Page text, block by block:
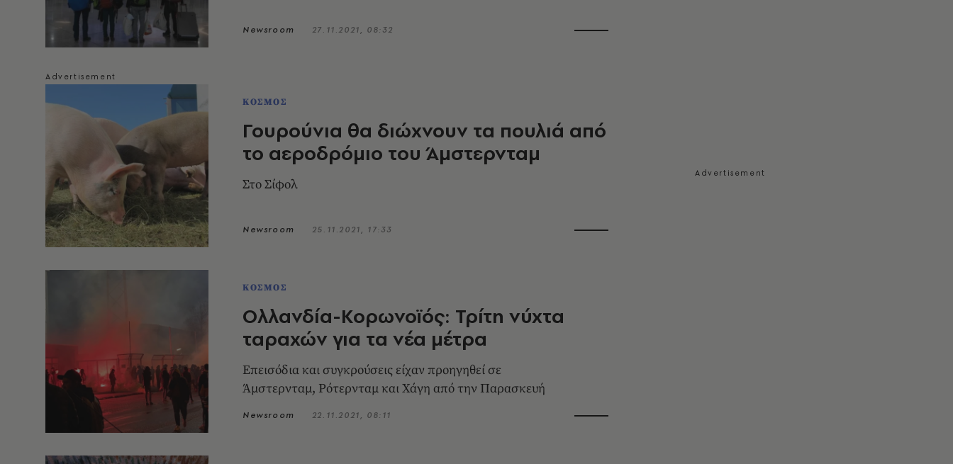
Newsroom 27.11.2021, 08:32
ΚΟΣΜΟΣ
Γουρούνια θα διώχνουν τα πουλιά από
το αεροδρόμιο του Άμστερνταμ
Στο Σίφολ
Newsroom 25.11.2021, 17:33
ΚΟΣΜΟΣ
Ολλανδία-Κορωνοϊός: Τρίτη νύχτα
ταραχών για τα νέα μέτρα
Επεισόδια και συγκρούσεις είχαν προηγηθεί σε
Άμστερνταμ, Ρότερνταμ και Χάγη από την Παρασκευή
Newsroom 22.11.2021, 08:11